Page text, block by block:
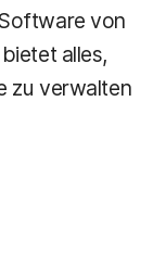
von
alles,
zu verwalten